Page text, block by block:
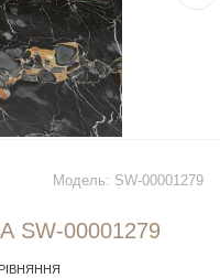
Модель: SW-00001279
SW-00001279